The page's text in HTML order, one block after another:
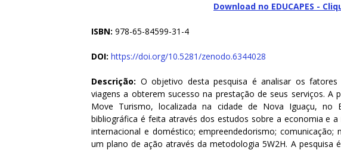
Download no EDUCAPES -
ISBN: 978-65-84599-31-4
DOI: https://doi.org/10.5281/zenodo.6344028
Descrição: O objetivo desta pesquisa é analisar os
viagens a obterem sucesso na prestação de seus serviços. A
Move Turismo, localizada na cidade de Nova Iguaçu, no
bibliográfica é feita através dos estudos sobre a economia e
internacional e doméstico; empreendedorismo;
um plano de ação através da metodologia 5W2H. A pesquisa